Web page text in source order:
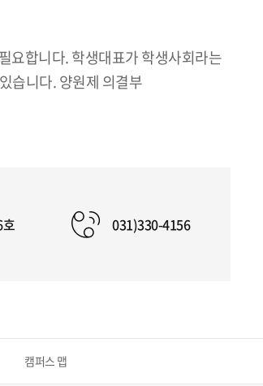
요합니다. 학생대표가 학생사회라는
습니다. 양원제 의결부
031)330-4156
캠퍼스 맵